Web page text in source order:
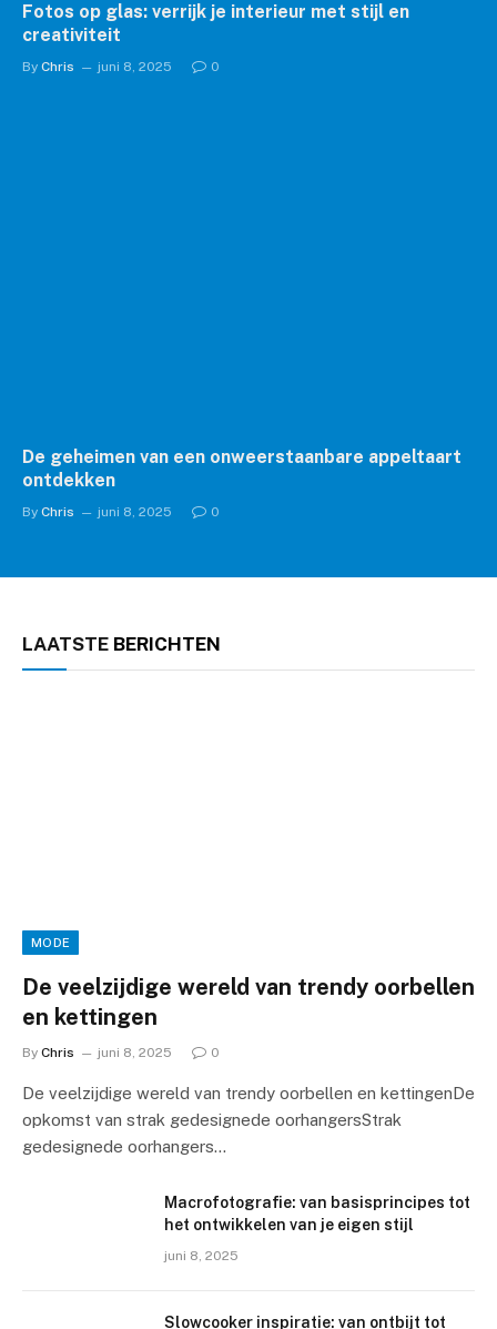
Fotos op glas: verrijk je interieur met stijl en
creativiteit
By Chris juni 8, 2025 0
De geheimen van een onweerstaanbare appeltaart
ontdekken
By Chris juni 8, 2025 0
LAATSTE BERICHTEN
MODE
De veelzijdige wereld van trendy oorbellen
en kettingen
By Chris juni 8, 2025 0
De veelzijdige wereld van trendy oorbellen en kettingenDe
opkomst van strak gedesignede oorhangersStrak
gedesignede oorhangers…
Macrofotografie: van basisprincipes tot
het ontwikkelen van je eigen stijl
juni 8, 2025
Slowcooker inspiratie: van ontbijt tot